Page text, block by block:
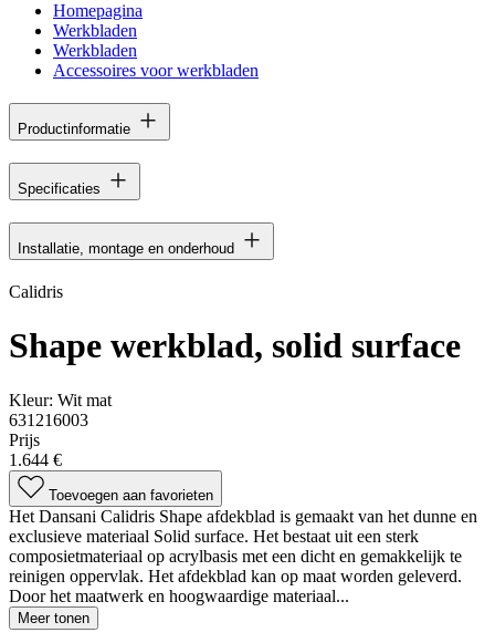
Homepagina
Werkbladen
Werkbladen
Accessoires voor werkbladen
Productinformatie
Specificaties
Installatie, montage en onderhoud
Calidris
Shape werkblad, solid surface
Kleur: Wit mat
631216003
Prijs
1.644 €
Toevoegen aan favorieten
Het Dansani Calidris Shape afdekblad is gemaakt van het dunne en
exclusieve materiaal Solid surface. Het bestaat uit een sterk
composietmateriaal op acrylbasis met een dicht en gemakkelijk te
reinigen oppervlak. Het afdekblad kan op maat worden geleverd.
Door het maatwerk en hoogwaardige materiaal...
Meer tonen